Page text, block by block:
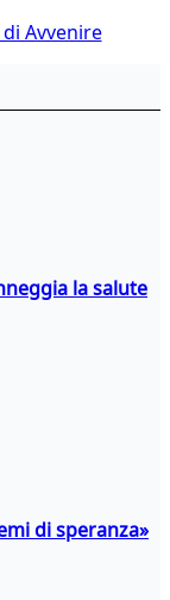
Avvenire
la salute
di speranza»